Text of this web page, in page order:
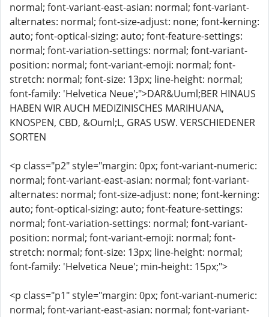
normal; font-variant-east-asian: normal; font-variant-
alternates: normal; font-size-adjust: none; font-kerning:
auto; font-optical-sizing: auto; font-feature-settings:
normal; font-variation-settings: normal; font-variant-
position: normal; font-variant-emoji: normal; font-
stretch: normal; font-size: 13px; line-height: normal;
font-family: 'Helvetica Neue';">DAR&Uuml;BER HINAUS
HABEN WIR AUCH MEDIZINISCHES MARIHUANA,
KNOSPEN, CBD, &Ouml;L, GRAS USW. VERSCHIEDENER
SORTEN
<p class="p2" style="margin: 0px; font-variant-numeric:
normal; font-variant-east-asian: normal; font-variant-
alternates: normal; font-size-adjust: none; font-kerning:
auto; font-optical-sizing: auto; font-feature-settings:
normal; font-variation-settings: normal; font-variant-
position: normal; font-variant-emoji: normal; font-
stretch: normal; font-size: 13px; line-height: normal;
font-family: 'Helvetica Neue'; min-height: 15px;">
<p class="p1" style="margin: 0px; font-variant-numeric:
normal; font-variant-east-asian: normal; font-variant-